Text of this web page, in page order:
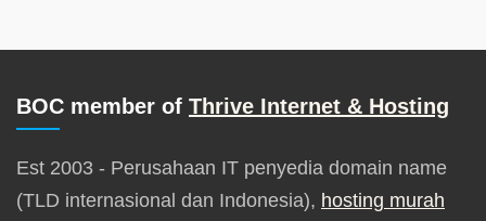
BOC member of Thrive Internet & Hosting
Est 2003 - Perusahaan IT penyedia domain name
(TLD internasional dan Indonesia), hosting murah